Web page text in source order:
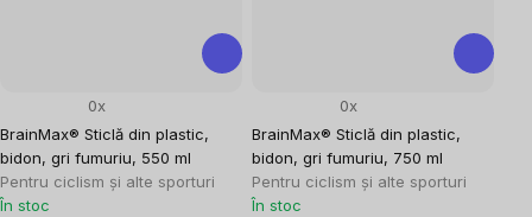
BrainMax® Sticlă din plastic,
bidon, gri fumuriu, 550 ml
Pentru ciclism și alte sporturi
0x
În stoc
BrainMax® Sticlă din plastic,
bidon, gri fumuriu, 750 ml
Pentru ciclism și alte sporturi
0x
În stoc